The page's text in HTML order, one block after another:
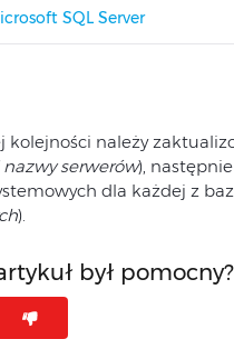
SQL Server
kolejności należy
serwerów),
dla każdej z
).
był pomocny?